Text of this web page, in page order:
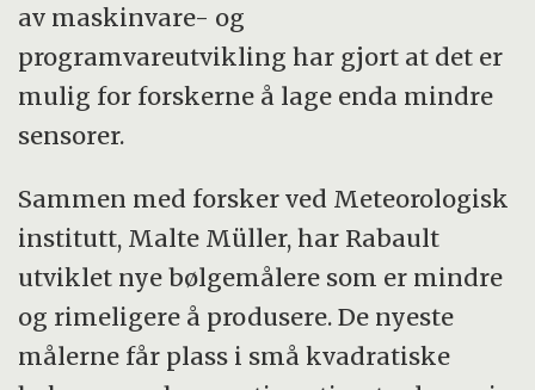
av maskinvare- og
programvareutvikling har gjort at det er
mulig for forskerne å lage enda mindre
sensorer.
Sammen med forsker ved Meteorologisk
institutt, Malte Müller, har Rabault
utviklet nye bølgemålere som er mindre
og rimeligere å produsere. De nyeste
målerne får plass i små kvadratiske